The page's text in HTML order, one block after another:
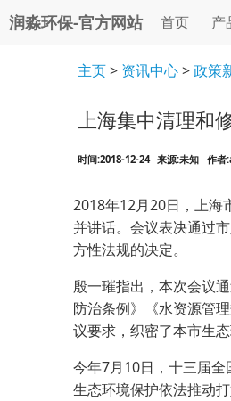
润淼环保-官方网站 首页 产
主页> 资讯中心>政策
上海集中清理和
时间:2018-12-24 来源:未知 作者
2018年12月20日，上海
并讲话。会议表决通过
方性法规的决定。
殷一璀指出，本次会议
防治条例》《水资源管
议要求，织密了本市生态
今年7月10日，十三届
生态环境保护依法推动